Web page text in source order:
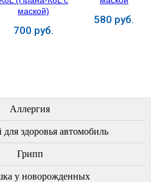
700 руб.
580 руб.
Аллергия
здоровья автомобиль
Грипп
у новорожденных